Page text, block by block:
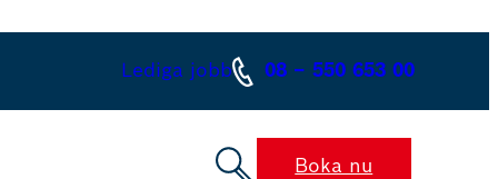
Lediga jobb 08 – 550 653 00
Boka nu